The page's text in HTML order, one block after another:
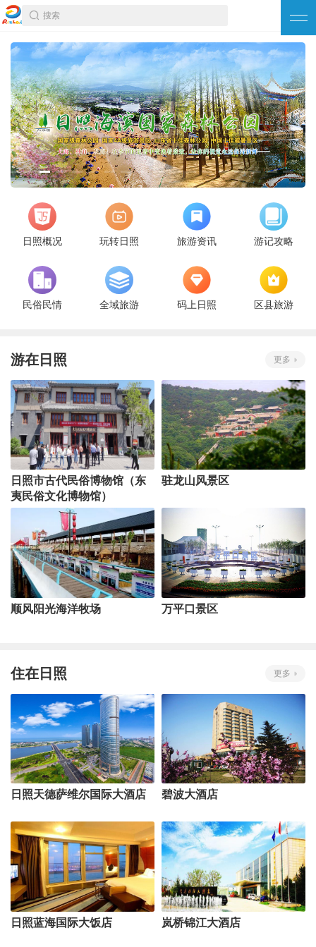
搜索
日照概况 玩转日照 旅游资讯 游记攻略
民俗民情 全域旅游 码上日照 区县旅游
游在日照 更多
日照市古代民俗博物馆（东
夷民俗文化博物馆）
驻龙山风景区
顺风阳光海洋牧场 万平口景区
住在日照 更多
日照天德萨维尔国际大酒店 碧波大酒店
日照蓝海国际大饭店 岚桥锦江大酒店